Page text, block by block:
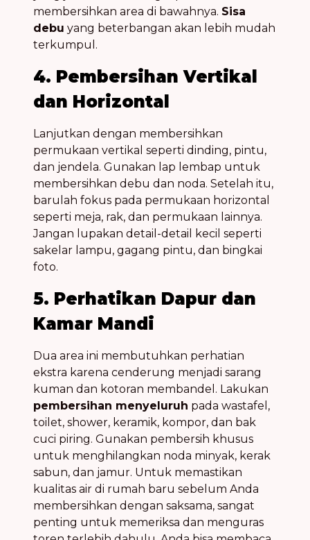
membersihkan area di bawahnya. Sisa
debu yang beterbangan akan lebih mudah
terkumpul.
4. Pembersihan Vertikal
dan Horizontal
Lanjutkan dengan membersihkan
permukaan vertikal seperti dinding, pintu,
dan jendela. Gunakan lap lembap untuk
membersihkan debu dan noda. Setelah itu,
barulah fokus pada permukaan horizontal
seperti meja, rak, dan permukaan lainnya.
Jangan lupakan detail-detail kecil seperti
sakelar lampu, gagang pintu, dan bingkai
foto.
5. Perhatikan Dapur dan
Kamar Mandi
Dua area ini membutuhkan perhatian
ekstra karena cenderung menjadi sarang
kuman dan kotoran membandel. Lakukan
pembersihan menyeluruh pada wastafel,
toilet, shower, keramik, kompor, dan bak
cuci piring. Gunakan pembersih khusus
untuk menghilangkan noda minyak, kerak
sabun, dan jamur. Untuk memastikan
kualitas air di rumah baru sebelum Anda
membersihkan dengan saksama, sangat
penting untuk memeriksa dan menguras